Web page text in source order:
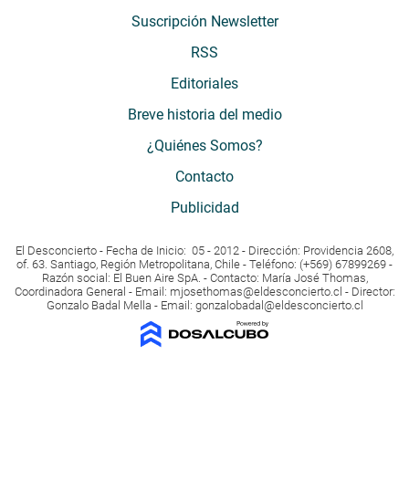
Suscripción Newsletter
RSS
Editoriales
Breve historia del medio
¿Quiénes Somos?
Contacto
Publicidad
El Desconcierto - Fecha de Inicio: 05 - 2012 - Dirección: Providencia 2608,
of. 63. Santiago, Región Metropolitana, Chile - Teléfono: (+569) 67899269 -
Razón social: El Buen Aire SpA. - Contacto: María José Thomas,
Coordinadora General - Email: mjosethomas@eldesconcierto.cl - Director:
Gonzalo Badal Mella - Email: gonzalobadal@eldesconcierto.cl